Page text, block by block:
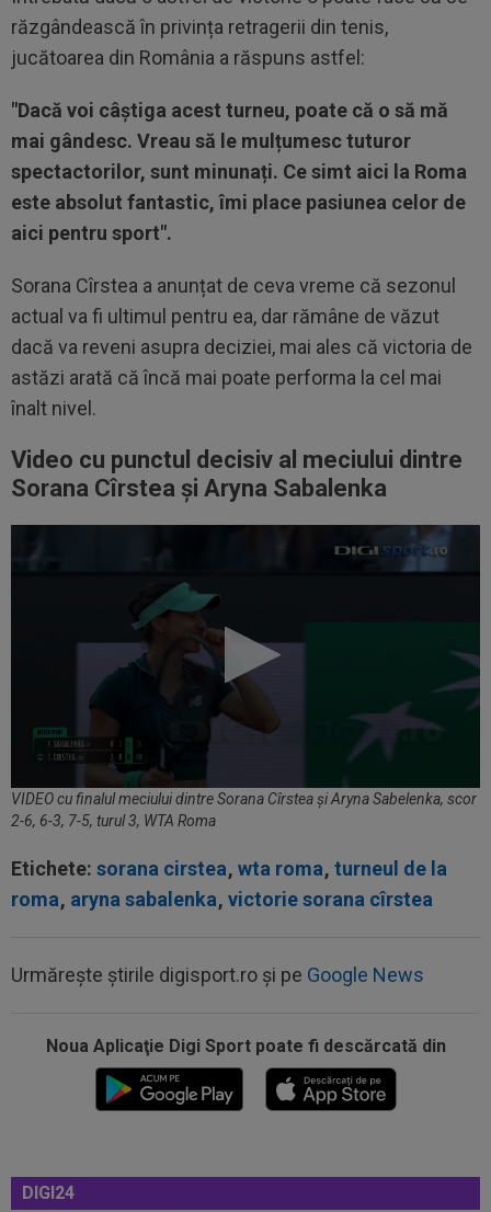
răzgândească în privința retragerii din tenis,
jucătoarea din România a răspuns astfel:
"Dacă voi câștiga acest turneu, poate că o să mă
mai gândesc. Vreau să le mulțumesc tuturor
spectactorilor, sunt minunați. Ce simt aici la Roma
este absolut fantastic, îmi place pasiunea celor de
aici pentru sport".
Sorana Cîrstea a anunțat de ceva vreme că sezonul
actual va fi ultimul pentru ea, dar rămâne de văzut
dacă va reveni asupra deciziei, mai ales că victoria de
astăzi arată că încă mai poate performa la cel mai
înalt nivel.
Video cu punctul decisiv al meciului dintre
Sorana Cîrstea și Aryna Sabalenka
VIDEO cu finalul meciului dintre Sorana Cîrstea și Aryna Sabelenka, scor
2-6, 6-3, 7-5, turul 3, WTA Roma
Etichete: sorana cirstea, wta roma, turneul de la
roma, aryna sabalenka, victorie sorana cîrstea
Urmărește știrile digisport.ro și pe Google News
Noua Aplicaţie Digi Sport poate fi descărcată din
DIGI24
Micael Leandro a murit, după ce a fost
00:04
Surpriza serii în Europa: rezultat ”strălucitor”
pentru oaspeți în turul trei...